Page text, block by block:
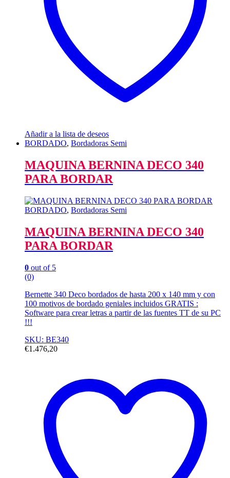
Añadir a la lista de deseos
BORDADO, Bordadoras Semi
MAQUINA BERNINA DECO 340
PARA BORDAR
BORDADO, Bordadoras Semi
MAQUINA BERNINA DECO 340
PARA BORDAR
0 out of 5
(0)
Bernette 340 Deco bordados de hasta 200 x 140 mm y con
100 motivos de bordado geniales incluidos GRATIS :
Software para crear letras a partir de las fuentes TT de su PC
!!!
SKU: BE340
€1.476,20